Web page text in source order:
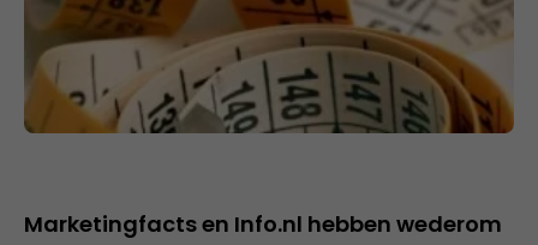
Marketingfacts en Info.nl hebben wederom